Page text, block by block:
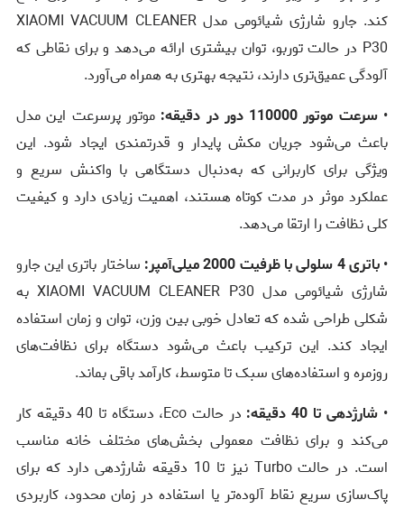
کند. جارو شارژی شیائومی مدل XIAOMI VACUUM CLEANER
P30 در حالت توربو، توان بیشتری ارائه می‌دهد و برای نقاطی که
آلودگی عمیق‌تری دارند، نتیجه بهتری به همراه می‌آورد.
•سرعت موتور 110000 دور در دقیقه:
موتور پرسرعت این مدل
باعث می‌شود جریان مکش پایدار و قدرتمندی ایجاد شود. این
ویژگی برای کاربرانی که به‌دنبال دستگاهی با واکنش سریع و
عملکرد موثر در مدت کوتاه هستند، اهمیت زیادی دارد و کیفیت
کلی نظافت را ارتقا می‌دهد.
•باتری 4 سلولی با ظرفیت 2000 میلی‌آمپر:
ساختار باتری این جارو
شارژی شیائومی مدل XIAOMI VACUUM CLEANER P30 به
شکلی طراحی شده که تعادل خوبی بین وزن، توان و زمان استفاده
ایجاد کند. این ترکیب باعث می‌شود دستگاه برای نظافت‌های
روزمره و استفاده‌های سبک تا متوسط، کارآمد باقی بماند.
• شارژدهی تا 40 دقیقه:
در حالت Eco، دستگاه تا 40 دقیقه کار
می‌کند و برای نظافت معمولی بخش‌های مختلف خانه مناسب
است. در حالت Turbo نیز تا 10 دقیقه شارژدهی دارد که برای
پاک‌سازی سریع نقاط آلوده‌تر یا استفاده در زمان محدود، کاربردی